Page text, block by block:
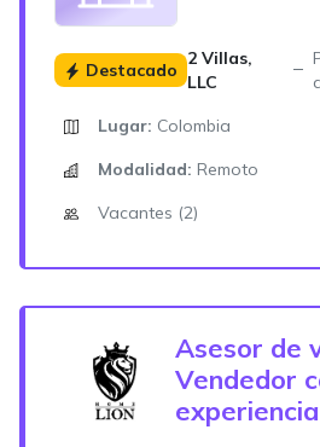
Destacado
2 Villas,
LLC
Lugar: Colombia
Modalidad: Remoto
Vacantes (2)
Asesor de
Vendedor
experiencia